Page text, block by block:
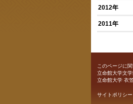
2012年
2011年
このページに
立命館大学文
立命館大学 衣
サイトポリシー